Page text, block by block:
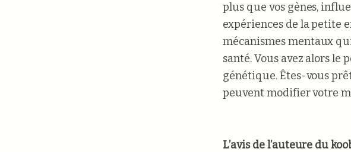
plus que vos gènes,
expériences de la petite
mécanismes mentaux
santé. Vous avez alors le
génétique. Êtes-vous
peuvent modifier votre
L’avis de l’auteure du